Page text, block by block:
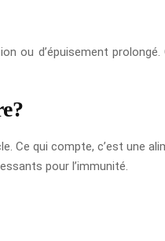
ou d’épuisement
Ce qui compte, c’est une
pour l’immunité.